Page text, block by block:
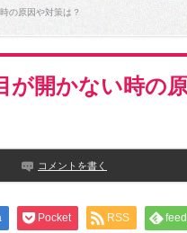
の原因や対策は？
が開かない時の
コメントを書く
Pocket RSS